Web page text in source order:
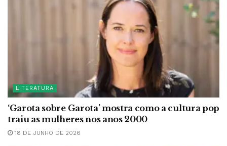
LITERATURA
‘Garota sobre Garota’ mostra como a cultura pop
traiu as mulheres nos anos 2000
18 DE JUNHO DE 2026